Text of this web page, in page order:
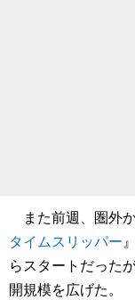
また前週、圏外
タイムスリッパー
らスタートだった
開規模を広げた。